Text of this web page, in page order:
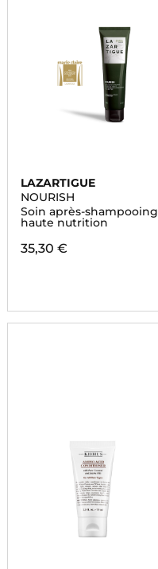
LAZARTIGUE
NOURISH
Soin après-shampooing
haute nutrition
35,30 €